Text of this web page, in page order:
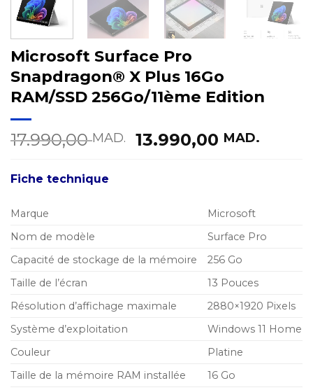
Microsoft Surface Pro
Snapdragon® X Plus 16Go
RAM/SSD 256Go/11ème Edition
17.990,00MAD.
Le
17.990,00 MAD..
13.990,00 MAD.
Fiche technique
Marque
Microsoft
Nom de modèle
Surface Pro
Capacité de stockage de la mémoire
256 Go
Taille de l’écran
13 Pouces
Résolution d’affichage maximale
2880×1920 Pixels
Système d’exploitation
Windows 11 Home
Couleur
Platine
Taille de la mémoire RAM installée
16 Go